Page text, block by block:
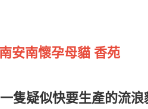
安南懷孕母貓 香苑
隻疑似快要生產的流